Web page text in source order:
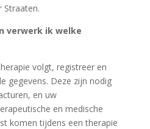
Straaten.
verwerk ik welke
volgt, registreer en
gegevens. Deze zijn nodig
en uw
en medische
komen tijdens een therapie